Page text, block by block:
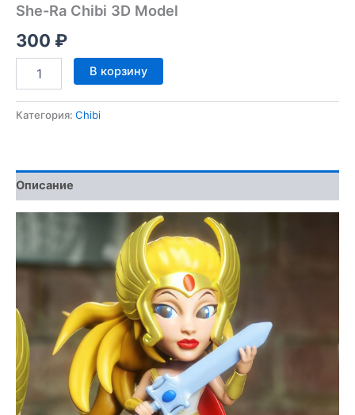
She-Ra Chibi 3D Model
300 ₽
Количество
товара
Ra
В корзину
Категория: Chibi
Описание